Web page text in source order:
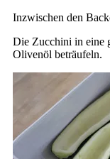
Inzwischen den
Die Zucchini in eine
Olivenöl beträufeln.